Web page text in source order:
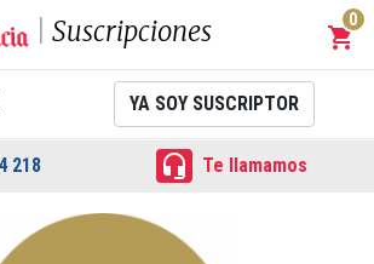
Suscripciones shopping_cart
0
YA SOY SUSCRIPTOR
218  Te llamamos